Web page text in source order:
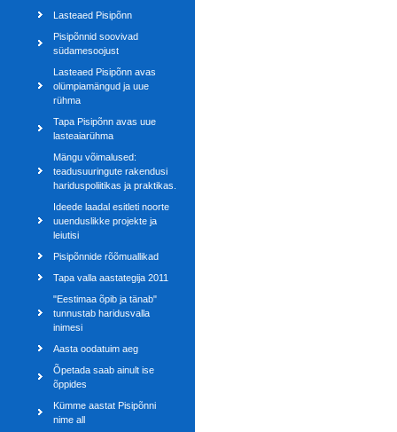
Lasteaed Pisipõnn
Pisipõnnid soovivad
südamesoojust
Lasteaed Pisipõnn avas
olümpiamängud ja uue
rühma
Tapa Pisipõnn avas uue
lasteaiarühma
Mängu võimalused:
teadusuuringute rakendusi
hariduspoliitikas ja praktikas.
Ideede laadal esitleti noorte
uuenduslikke projekte ja
leiutisi
Pisipõnnide rõõmuallikad
Tapa valla aastategija 2011
"Eestimaa õpib ja tänab"
tunnustab haridusvalla
inimesi
Aasta oodatuim aeg
Õpetada saab ainult ise
õppides
Kümme aastat Pisipõnni
nime all